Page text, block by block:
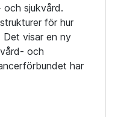
och sjukvård.
för hur
Det visar en ny
och
har